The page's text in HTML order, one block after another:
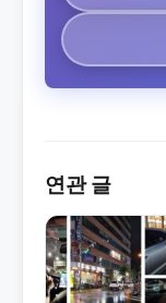
연관 글